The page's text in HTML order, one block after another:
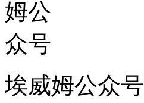
埃威姆公众号